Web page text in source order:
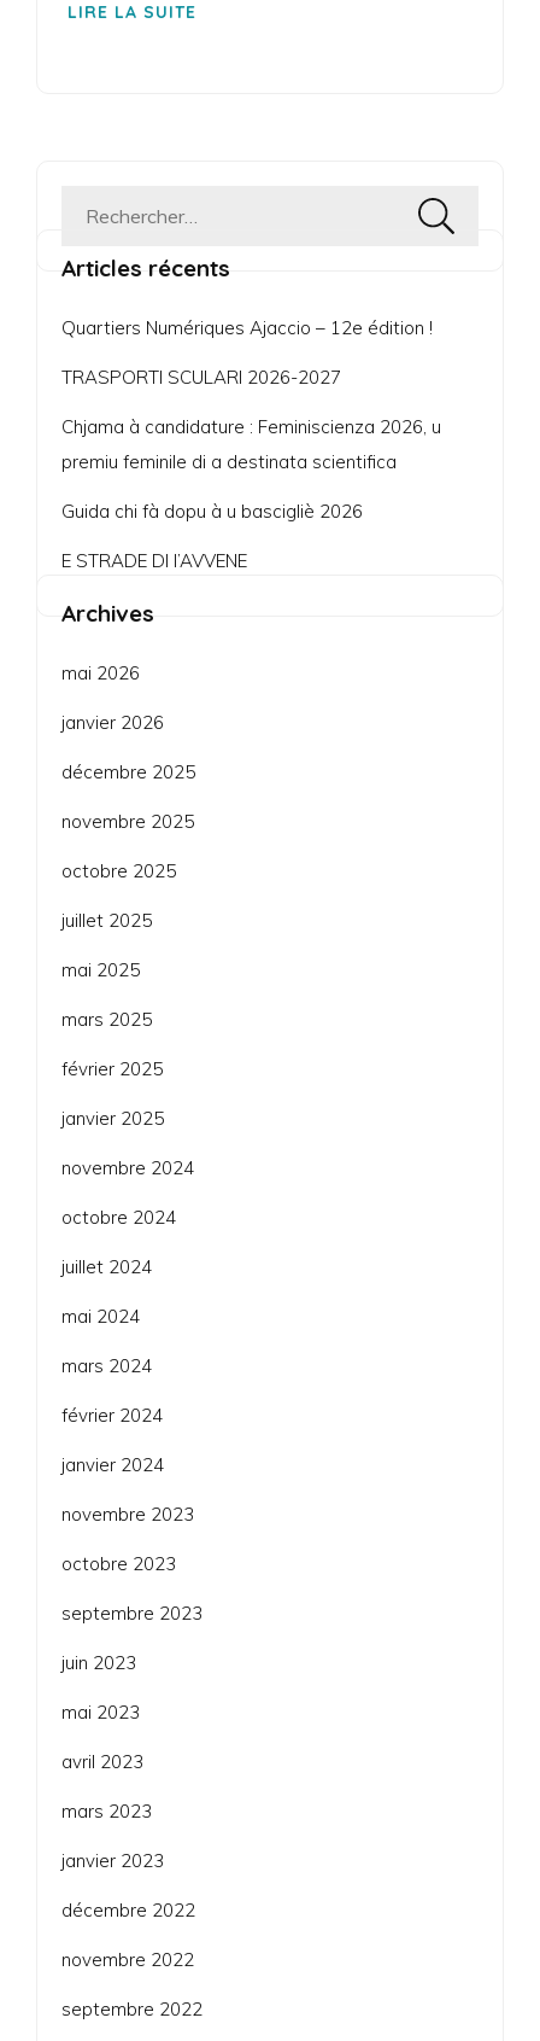
LIRE LA SUITE
Rechercher :
Articles récents
Quartiers Numériques Ajaccio – 12e édition !
TRASPORTI SCULARI 2026-2027
Chjama à candidature : Feminiscienza 2026, u
premiu feminile di a destinata scientifica
Guida chi fà dopu à u bascigliè 2026
E STRADE DI l’AVVENE
Archives
mai 2026
janvier 2026
décembre 2025
novembre 2025
octobre 2025
juillet 2025
mai 2025
mars 2025
février 2025
janvier 2025
novembre 2024
octobre 2024
juillet 2024
mai 2024
mars 2024
février 2024
janvier 2024
novembre 2023
octobre 2023
septembre 2023
juin 2023
mai 2023
avril 2023
mars 2023
janvier 2023
décembre 2022
novembre 2022
septembre 2022